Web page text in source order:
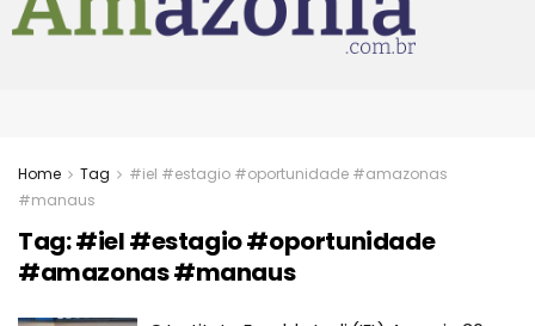
Home Tag
#iel #estagio #oportunidade #amazonas
#manaus
Tag:#iel #estagio #oportunidade
#amazonas #manaus